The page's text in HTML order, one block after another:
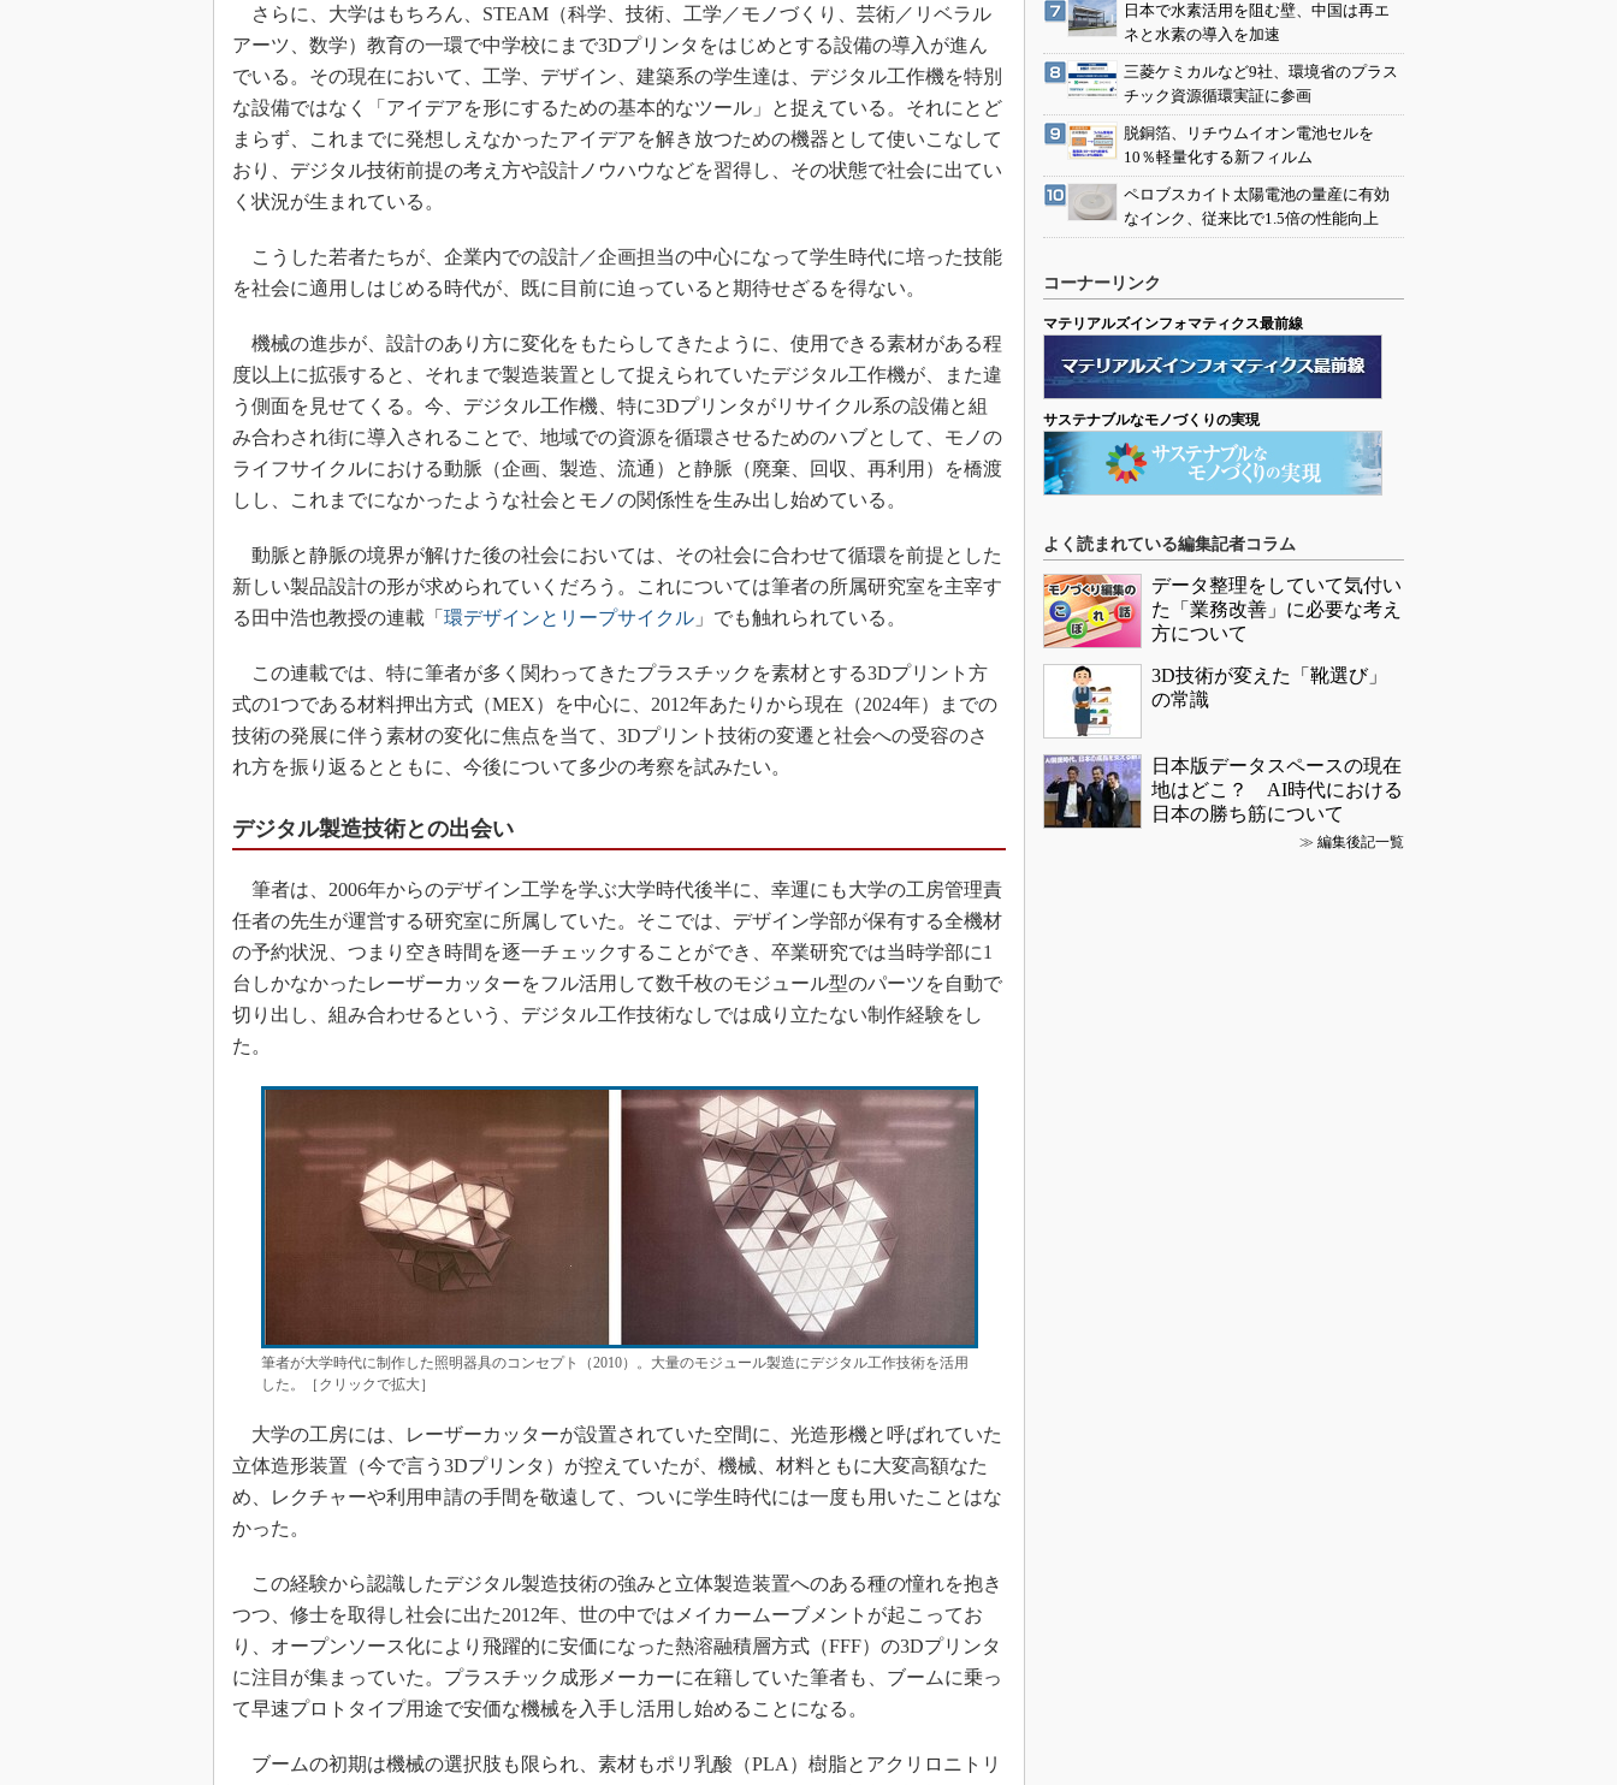
知財マネジメント
海外生産
グローバル設計・開発
制御セキュリティ
新型コロナへの対応
さらに、大学はもちろん、STEAM（科学、技術、工学／モノづくり、芸術／リベラル
アーツ、数学）教育の一環で中学校にまで3Dプリンタをはじめとする設備の導入が進ん
でいる。その現在において、工学、デザイン、建築系の学生達は、デジタル工作機を特別
な設備ではなく「アイデアを形にするための基本的なツール」と捉えている。それにとど
まらず、これまでに発想しえなかったアイデアを解き放つための機器として使いこなして
おり、デジタル技術前提の考え方や設計ノウハウなどを習得し、その状態で社会に出てい
く状況が生まれている。
こうした若者たちが、企業内での設計／企画担当の中心になって学生時代に培った技能
を社会に適用しはじめる時代が、既に目前に迫っていると期待せざるを得ない。
機械の進歩が、設計のあり方に変化をもたらしてきたように、使用できる素材がある程
度以上に拡張すると、それまで製造装置として捉えられていたデジタル工作機が、また違
う側面を見せてくる。今、デジタル工作機、特に3Dプリンタがリサイクル系の設備と組
み合わされ街に導入されることで、地域での資源を循環させるためのハブとして、モノの
ライフサイクルにおける動脈（企画、製造、流通）と静脈（廃棄、回収、再利用）を橋渡
しし、これまでになかったような社会とモノの関係性を生み出し始めている。
動脈と静脈の境界が解けた後の社会においては、その社会に合わせて循環を前提とした
新しい製品設計の形が求められていくだろう。これについては筆者の所属研究室を主宰す
る田中浩也教授の連載「 環デザインとリープサイクル 」でも触れられている。
この連載では、特に筆者が多く関わってきたプラスチックを素材とする3Dプリント方
式の1つである材料押出方式（MEX）を中心に、2012年あたりから現在（2024年）までの
技術の発展に伴う素材の変化に焦点を当て、3Dプリント技術の変遷と社会への受容のさ
れ方を振り返るとともに、今後について多少の考察を試みたい。
デジタル製造技術との出会い
筆者は、2006年からのデザイン工学を学ぶ大学時代後半に、幸運にも大学の工房管理責
任者の先生が運営する研究室に所属していた。そこでは、デザイン学部が保有する全機材
の予約状況、つまり空き時間を逐一チェックすることができ、卒業研究では当時学部に1
台しかなかったレーザーカッターをフル活用して数千枚のモジュール型のパーツを自動で
切り出し、組み合わせるという、デジタル工作技術なしでは成り立たない制作経験をし
た。
筆者が大学時代に制作した照明器具のコンセプト（2010）。大量のモジュール製造にデジタル工作技術を活用
した。［クリックで拡大］
大学の工房には、レーザーカッターが設置されていた空間に、光造形機と呼ばれていた
立体造形装置（今で言う3Dプリンタ）が控えていたが、機械、材料ともに大変高額なた
め、レクチャーや利用申請の手間を敬遠して、ついに学生時代には一度も用いたことはな
かった。
この経験から認識したデジタル製造技術の強みと立体製造装置へのある種の憧れを抱き
つつ、修士を取得し社会に出た2012年、世の中ではメイカームーブメントが起こってお
り、オープンソース化により飛躍的に安価になった熱溶融積層方式（FFF）の3Dプリンタ
に注目が集まっていた。プラスチック成形メーカーに在籍していた筆者も、ブームに乗っ
て早速プロトタイプ用途で安価な機械を入手し活用し始めることになる。
ブームの初期は機械の選択肢も限られ、素材もポリ乳酸（PLA）樹脂とアクリロニトリ
日本で水素活用を阻む壁、中国は再エ
ネと水素の導入を加速
三菱ケミカルなど9社、環境省のプラス
チック資源循環実証に参画
脱銅箔、リチウムイオン電池セルを
10％軽量化する新フィルム
ペロブスカイト太陽電池の量産に有効
なインク、従来比で1.5倍の性能向上
コーナーリンク
マテリアルズインフォマティクス最前線
サステナブルなモノづくりの実現
よく読まれている編集記者コラム
データ整理をしていて気付い
た「業務改善」に必要な考え
方について
3D技術が変えた「靴選び」
の常識
日本版データスペースの現在
地はどこ？ AI時代における
日本の勝ち筋について
≫ 編集後記一覧